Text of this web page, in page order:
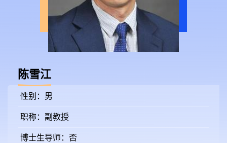
陈雪江
性别：男
职称：副教授
博士生导师：否